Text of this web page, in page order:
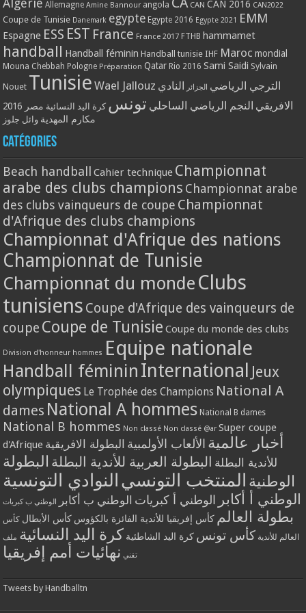
Algérie Allemagne Amine Bannour angola CAN CAN 2016 CAN2022
Coupe de Tunisie Danemark egypte Egypte 2016 Egypte 2021 EMM
Espagne ESS EST France France 2017 FTHB hammamet
handball Handball féminin Handball tunisie IHF Maroc mondial
Mouna Chebbah Pologne Préparation Qatar Rio 2016 Sami Saidi Sylvain
Nouet Tunisie Wael Jallouz الترجي الرياضي الجزائر
النادي
الافريقي النجم الرياضي الساحلي تونس كرة اليد النسائية مصر 2016
مكارم المهدية وائل جلوز
Catégories
Beach handball Cahier technique Championnat
arabe des clubs champions Championnat arabe
des clubs vainqueurs de coupe Championnat
d'Afrique des clubs champions
Championnat d'Afrique des nations
Championnat de Tunisie
Championnat du monde Clubs
tunisiens Coupe d'Afrique des vainqueurs de
coupe Coupe de Tunisie Coupe du monde des clubs
Division d'honneur hommes Equipe nationale
Handball féminin International Jeux
olympiques Le Trophée des Champions National A
dames National A hommes National B dames
National B hommes Non classé Non classé @ar Super coupe
d'Afrique
أخبار عالمية الألعاب الأولمبية البطولة الافريقية
للأندية البطلة البطولة العربية للأندية البطلة البطولة
الوطنية المنتخب التونسي النوادي التونسية
الوطني أ أكابر الوطني أ كبريات الوطني ب أكابر الوطني ب كبريات
بطولة العالم كأس إفريقيا للأندية الفائزة بالكؤوس كأس الأبطال كأس
العالم للأندية كأس تونس كرة اليد الشاطئية كرة اليد النسائية ملف
تقني نهائيات أمم إفريقيا
Tweets by Handballtn